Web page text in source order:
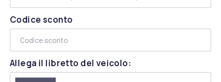
Codice sconto
Allega il libretto del veicolo: